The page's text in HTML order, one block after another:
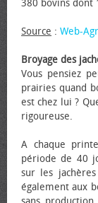
380 bovins dont
Source : Web-
Broyage des
Vous pensiez
prairies quand
est chez lui ?
rigoureuse.
A chaque
période de 40
sur les
également aux